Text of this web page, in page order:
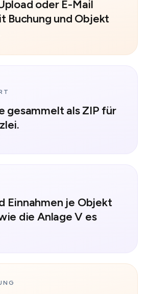
oder E-Mail
Buchung und Objekt
gesammelt als ZIP für
Einnahmen je Objekt
die Anlage V es